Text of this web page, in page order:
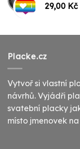
29,00 Kč
Placke.cz
Vytvoř si vlastní
návrhů. Vyjádři
svatební placky
místo jmenovek